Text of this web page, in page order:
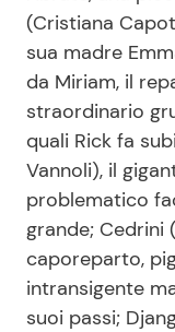
(Cristiana
sua madre
da Miriam, il
straordinario
quali Rick fa
Vannoli), il
problematico
grande; Cedrini
caporeparto,
intransigente
suoi passi;